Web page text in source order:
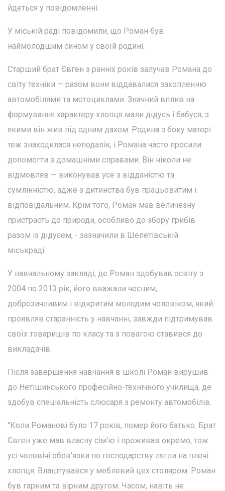
йдеться у повідомленні.
У міській раді повідомили, що Роман був
наймолодшим сином у своїй родині.
Старший брат Євген з ранніх років залучав Романа до
світу техніки — разом вони віддавалися захопленню
автомобілями та мотоциклами. Значний вплив на
формування характеру хлопця мали дідусь і бабуся, з
якими він жив під одним дахом. Родина з боку матері
теж знаходилася неподалік, і Романа часто просили
допомогти з домашніми справами. Він ніколи не
відмовляв — виконував усе з відданістю та
сумлінністю, адже з дитинства був працьовитим і
відповідальним. Крім того, Роман мав величезну
пристрасть до природи, особливо до збору грибів
разом із дідусем, - зазначили в Шепетівській
міськраді.
У навчальному закладі, де Роман здобував освіту з
2004 по 2013 рік, його вважали чесним,
доброзичливим і відкритим молодим чоловіком, який
проявляв старанність у навчанні, завжди підтримував
своїх товаришів по класу та з повагою ставився до
викладачів.
Після завершення навчання в школі Роман вирушив
до Нетішинського професійно-технічного училища, де
здобув спеціальність слюсаря з ремонту автомобілів.
"Коли Романові було 17 років, помер його батько. Брат
Євген уже мав власну сім'ю і проживав окремо, тож
усі чоловічі обов'язки по господарству лягли на плечі
хлопця. Влаштувався у меблевий цех столяром. Роман
був гарним та вірним другом. Часом, навіть не